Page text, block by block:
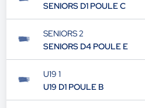
SENIORS D1 POULE C
SENIORS 2
SENIORS D4 POULE E
U19 1
U19 D1 POULE B